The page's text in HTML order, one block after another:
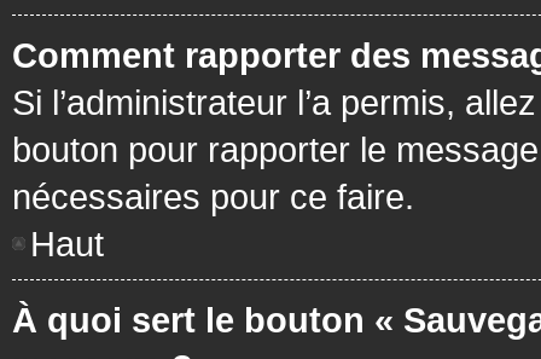
Comment rapporter des
Si l’administrateur l’a permis,
bouton pour rapporter le
nécessaires pour ce faire.
Haut
À quoi sert le bouton «